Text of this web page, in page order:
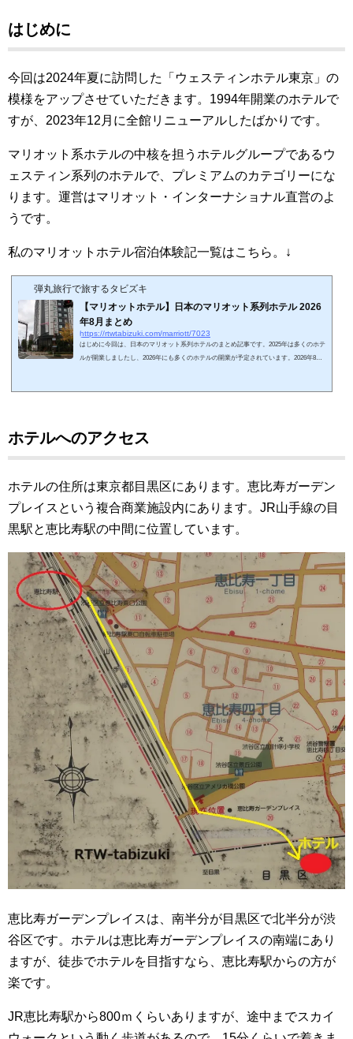
はじめに
今回は2024年夏に訪問した「ウェスティンホテル東京」の
模様をアップさせていただきます。1994年開業のホテルで
すが、2023年12月に全館リニューアルしたばかりです。
マリオット系ホテルの中核を担うホテルグループであるウ
ェスティン系列のホテルで、プレミアムのカテゴリーにな
ります。 運営はマリオット・インターナショナル直営のよ
うです。
私のマリオットホテル宿泊体験記一覧はこちら。↓
弾丸旅行で旅するタビズキ
【マリオットホテル】日本のマリオット系列ホテル 2026
年8月まとめ
https://rtwtabizuki.com/marriott/7023
はじめに今回は、日本のマリオット系列ホテルのまとめ記事です。2025年は多くのホテ
ルが開業しましたし、2026年にも多くのホテルの開業が予定されています。2026年8月
ホテルへのアクセス
ホテルの住所は東京都目黒区にあります。恵比寿ガーデン
プレイスという複合商業施設内にあります。JR山手線の目
黒駅と恵比寿駅の中間に位置しています。
恵比寿ガーデンプレイスは、南半分が目黒区で北半分が渋
谷区です。ホテルは恵比寿ガーデンプレイスの南端にあり
ますが、徒歩でホテルを目指すなら、恵比寿駅からの方が
楽です。
JR恵比寿駅から800ｍくらいありますが、途中までスカイ